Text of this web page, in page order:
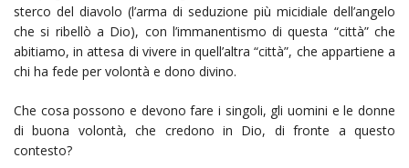
sterco del diavolo (l’arma di seduzione più micidiale dell’angelo
che si ribellò a Dio), con l’immanentismo di questa “città” che
abitiamo, in attesa di vivere in quell’altra “città”, che appartiene a
chi ha fede per volontà e dono divino.
Che cosa possono e devono fare i singoli, gli uomini e le donne
di buona volontà, che credono in Dio, di fronte a questo
contesto?